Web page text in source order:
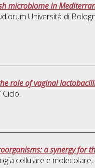
microbiome in
Università di
role of vaginal
Ciclo.
a synergy for
cellulare e molecolare